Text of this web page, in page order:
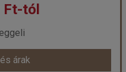
Ft-tól
árak
tól
árak